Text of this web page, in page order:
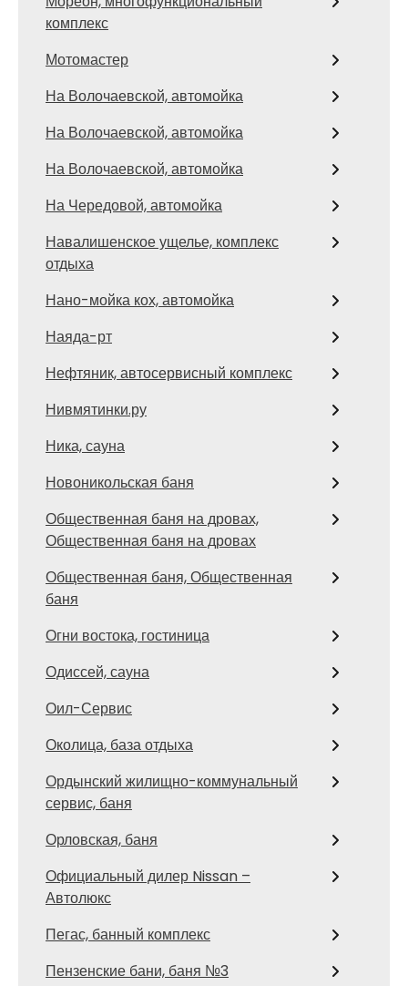
комплекс
Мотомастер
На Волочаевской, автомойка
На Волочаевской, автомойка
На Волочаевской, автомойка
На Чередовой, автомойка
Навалишенское ущелье, комплекс
отдыха
Нано-мойка кох, автомойка
Наяда-рт
Нефтяник, автосервисный комплекс
Нивмятинки.ру
Ника, сауна
Новоникольская баня
Общественная баня на дровах,
Общественная баня на дровах
Общественная баня, Общественная
баня
Огни востока, гостиница
Одиссей, сауна
Оил-Сервис
Околица, база отдыха
Ордынский жилищно-коммунальный
сервис, баня
Орловская, баня
Официальный дилер Nissan –
Автолюкс
Пегас, банный комплекс
Пензенские бани, баня №3